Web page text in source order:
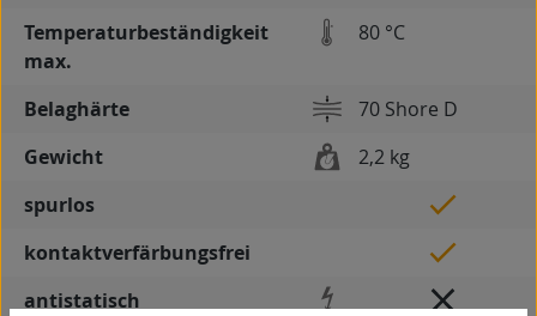
Temperaturbeständigkeit
max.
80 °C
Belaghärte
70 Shore D
Gewicht
2,2 kg
spurlos
kontaktverfärbungsfrei
antistatisch